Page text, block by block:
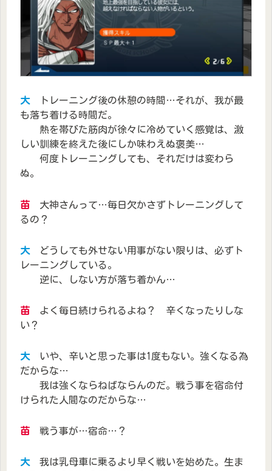
大トレーニング後の休憩の時間…それが、我が最
も落ち着ける時間だ。
熱を帯びた筋肉が徐々に冷めていく感覚は、激
しい訓練を終えた後にしか味わえぬ褒美…
何度トレーニングしても、それだけは変わら
ぬ。
苗 大神さんって…毎日欠かさずトレーニングして
るの？
大どうしても外せない用事がない限りは、必ずト
レーニングしている。
逆に、しない方が落ち着かん…
苗 よく毎日続けられるよね？ 辛くなったりしな
い？
大いや、辛いと思った事は1度もない。強くなる為
だからな…
我は強くならねばならんのだ。戦う事を宿命付
けられた人間なのだからな…
苗 戦う事が…宿命…？
大我は乳母車に乗るより早く戦いを始めた。生ま